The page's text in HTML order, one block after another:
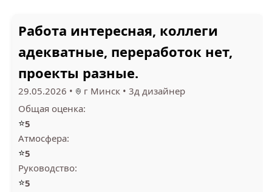
Работа интересная, коллеги
адекватные, переработок нет,
проекты разные.
29.05.2026 • г Минск • 3д дизайнер
Общая оценка:
⭐5
Атмосфера:
⭐5
Руководство:
⭐5